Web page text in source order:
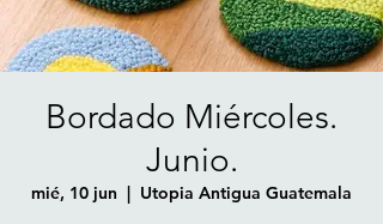
Bordado Miércoles.
Junio.
mié, 10 jun
  |
Utopia Antigua Guatemala